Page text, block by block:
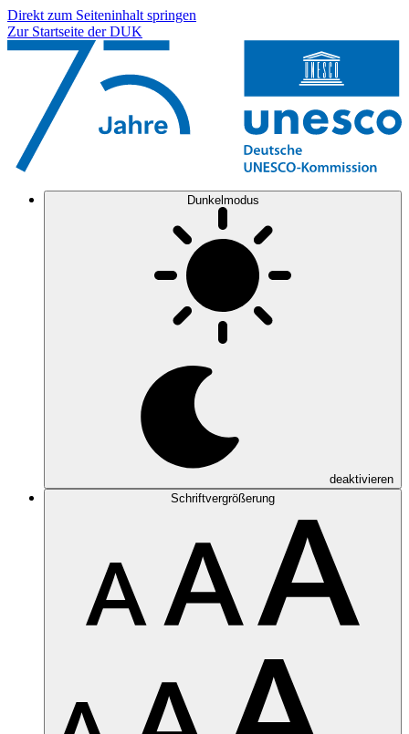
Direkt zum Seiteninhalt springen
Zur Startseite der DUK
Dunkelmodus
deaktivieren
Schriftvergrößerung